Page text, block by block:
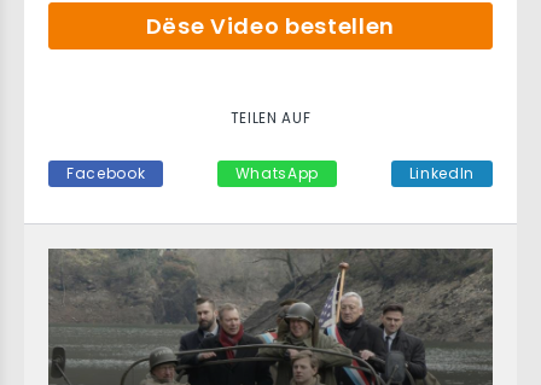
Dëse Video bestellen
TEILEN AUF
Facebook WhatsApp LinkedIn